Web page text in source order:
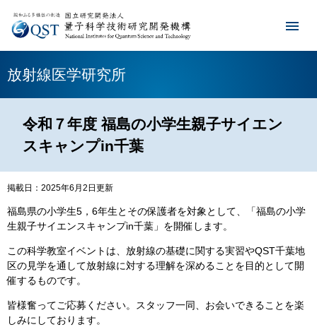
放射線医学研究所
令和７年度 福島の小学生親子サイエン
スキャンプin千葉
掲載日：2025年6月2日更新
福島県の小学生5，6年生とその保護者を対象として、「福島の小学
生親子サイエンスキャンプin千葉」を開催します。
この科学教室イベントは、放射線の基礎に関する実習やQST千葉地
区の見学を通して放射線に対する理解を深めることを目的として開
催するものです。
皆様奮ってご応募ください。スタッフ一同、お会いできることを楽
しみにしております。